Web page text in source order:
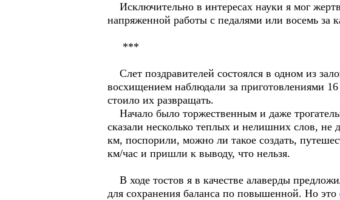
Исключительно в интересах науки я мог
напряженной работы с педалями или восемь за
***
Слет поздравителей состоялся в одном из
восхищением наблюдали за приготовлениями
стоило их развращать.
Начало было торжественным и даже
сказали несколько теплых и нелишних слов,
км, поспорили, можно ли такое создать,
км/час и пришли к выводу, что нельзя.
В ходе тостов я в качестве алаверды
для сохранения баланса по повышенной. Но